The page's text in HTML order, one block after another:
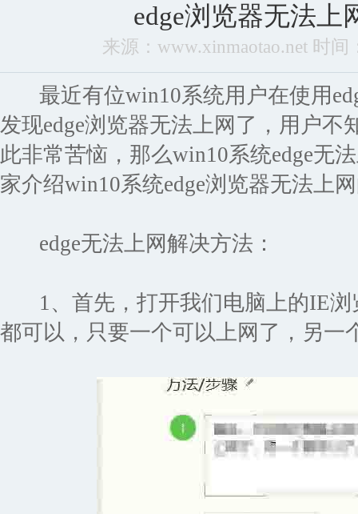
edge浏览器无法上
来源：www.xinmaotao.net 时间
最近有位win10系统用户在使用
发现edge浏览器无法上网了，用户不
此非常苦恼，那么win10系统edge无
家介绍win10系统edge浏览器无法上
edge无法上网解决方法：
1、首先，打开我们电脑上的IE浏
都可以，只要一个可以上网了，另一